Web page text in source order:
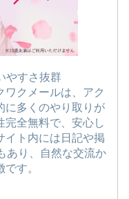
やすさ抜群
ワクメールは、アク
に多くのやり取りが
完全無料で、安心し
イト内には日記や掲
あり、自然な交流か
す。